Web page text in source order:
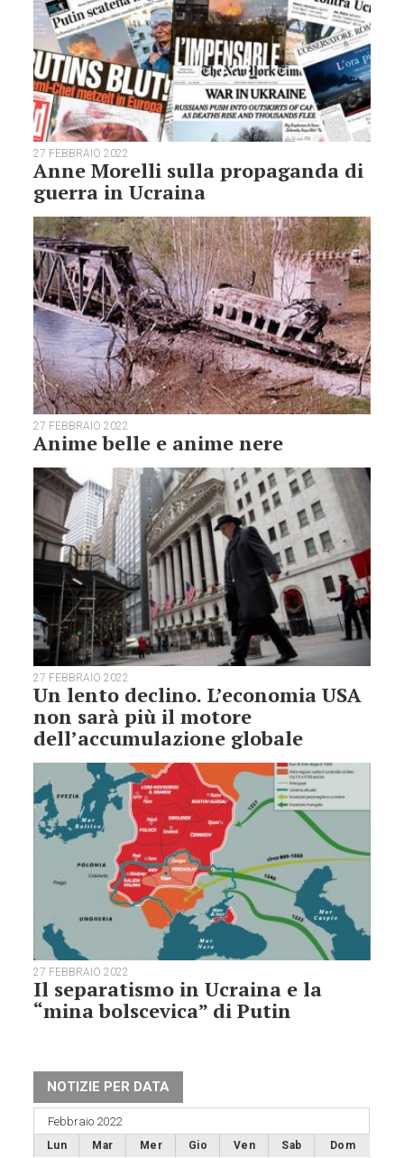
27 FEBBRAIO 2022
Anne Morelli sulla propaganda di
guerra in Ucraina
27 FEBBRAIO 2022
Anime belle e anime nere
27 FEBBRAIO 2022
Un lento declino. L’economia USA
non sarà più il motore
dell’accumulazione globale
27 FEBBRAIO 2022
Il separatismo in Ucraina e la
“mina bolscevica” di Putin
NOTIZIE PER DATA
Febbraio 2022
Lun Mar Mer Gio Ven Sab Dom